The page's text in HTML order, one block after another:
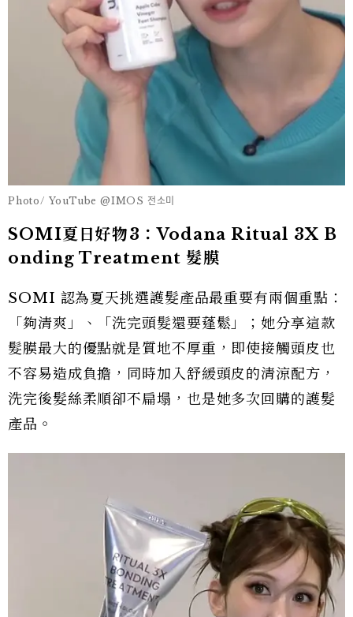
Photo/ YouTube @IMOS 전소미
SOMI夏日好物3：Vodana Ritual 3X B
onding Treatment 髮膜
SOMI 認為夏天挑選護髮產品最重要有兩個重點：
「夠清爽」、「洗完頭髮還要蓬鬆」；她分享這款
髮膜最大的優點就是質地不厚重，即使接觸頭皮也
不容易造成負擔，同時加入舒緩頭皮的清涼配方，
洗完後髮絲柔順卻不扁塌，也是她多次回購的護髮
產品。